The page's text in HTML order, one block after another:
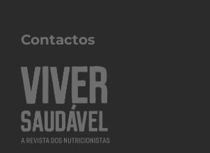
Contactos